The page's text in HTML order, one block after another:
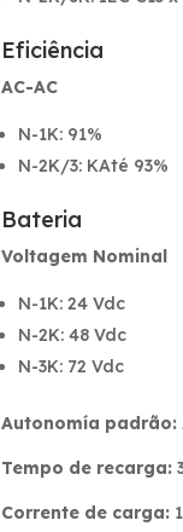
Eficiência
AC-AC
N-1K: 91%
N-2K/3: KAté 93%
Bateria
Voltagem Nominal
N-1K: 24 Vdc
N-2K: 48 Vdc
N-3K: 72 Vdc
Autonomía padrão:
Tempo de recarga:
Corrente de carga: